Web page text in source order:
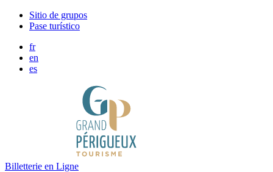
Sitio de grupos
Pase turístico
fr
en
es
Billetterie en Ligne